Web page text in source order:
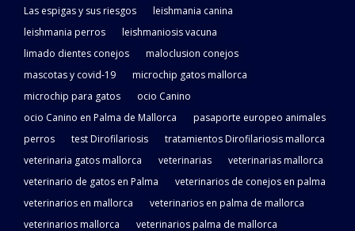
Las espigas y sus riesgos
leishmania canina
leishmania perros
leishmaniosis vacuna
limado dientes conejos
maloclusion conejos
mascotas y covid-19
microchip gatos mallorca
microchip para gatos
ocio Canino
ocio Canino en Palma de Mallorca
pasaporte europeo animales
perros
test Dirofilariosis
tratamientos Dirofilariosis mallorca
veterinaria gatos mallorca
veterinarias
veterinarias mallorca
veterinario de gatos en Palma
veterinarios de conejos en palma
veterinarios en mallorca
veterinarios en palma de mallorca
veterinarios mallorca
veterinarios palma de mallorca